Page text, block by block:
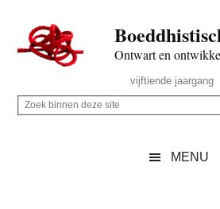
naar
de
inhoud
secondary
naar
de
sidebar
naar
de
Ontwart en
Rechts
vijftiende jaargang
Z
Z
MENU